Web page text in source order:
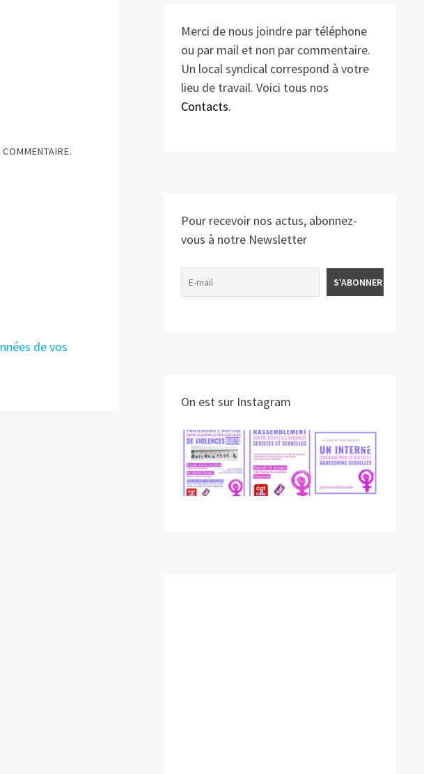
de vos
Merci de nous joindre par téléphone
ou par mail et non par commentaire.
Un local syndical correspond à votre
lieu de travail. Voici tous nos
Contacts.
Pour recevoir nos actus, abonnez-
vous à notre Newsletter
On est sur Instagram